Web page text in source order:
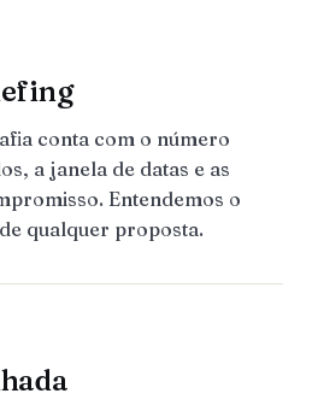
conta com o número
a janela de datas e as
Entendemos o
qualquer proposta.